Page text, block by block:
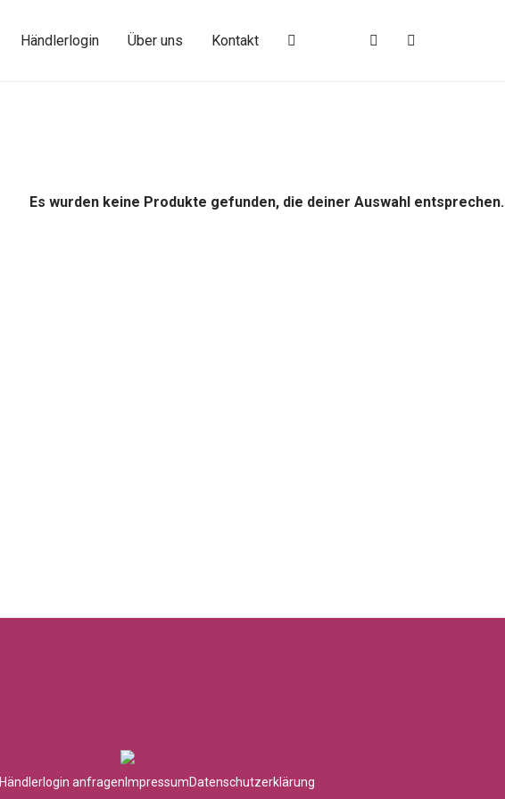
Händlerlogin Über uns Kontakt
Es wurden keine Produkte gefunden, die deiner Auswahl entsprechen.
Händlerlogin anfragen ImpressumDatenschutzerklärung